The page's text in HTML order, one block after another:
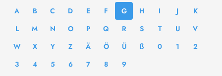
A B C D E F G H I J
K
L
M N O P Q R S T U
V
W
X Y Z Ä Ö Ü ß 0 1
2
3
4 5 6 7 8 9